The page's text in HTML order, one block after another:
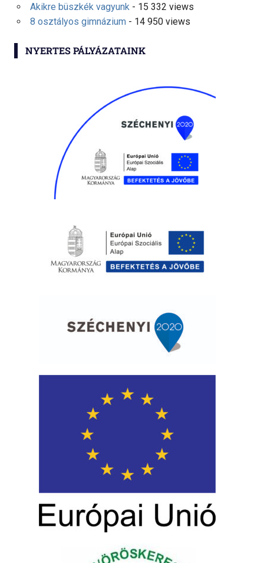
Akikre büszkék vagyunk - 15 332 views
8 osztályos gimnázium- 14 950 views
NYERTES PÁLYÁZATAINK